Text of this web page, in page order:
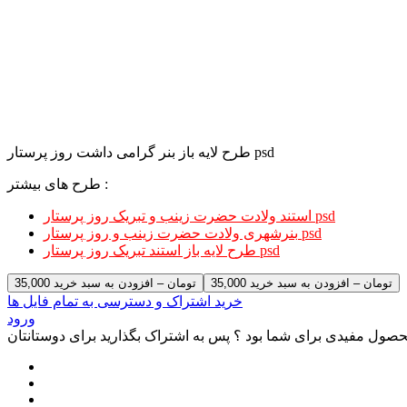
طرح لایه باز بنر گرامی داشت روز پرستار psd
طرح های بیشتر :
استند ولادت حضرت زینب و تبریک روز پرستار psd
بنرشهری ولادت حضرت زینب و روز پرستار psd
طرح لایه باز استند تبریک روز پرستار psd
35,000 تومان – افزودن به سبد خرید
خرید اشتراک و دسترسی به تمام فایل ها
ورود
مفیدی برای شما بود ؟ پس به اشتراک بگذارید برای دوستانتان